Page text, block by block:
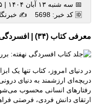
📅 سه شنبه ۱۳ آبان ۱۴۰۴ | ۱۸:۳۵
🆔 کد خبر: 5698
✍️
معرفی کتاب (۳۴) | افسردگی نهفته
در دنیای امروز، کتاب تنها یک
دریچه‌ای ارزشمند به دنیای
رفتارهای انسانی محسوب
ارتقای دانش فردی، فرصتی